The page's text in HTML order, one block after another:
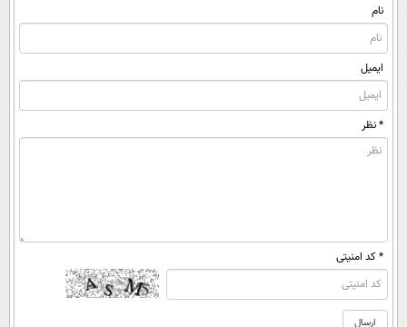
نام
ایمیل
* نظر
* کد امنیتی